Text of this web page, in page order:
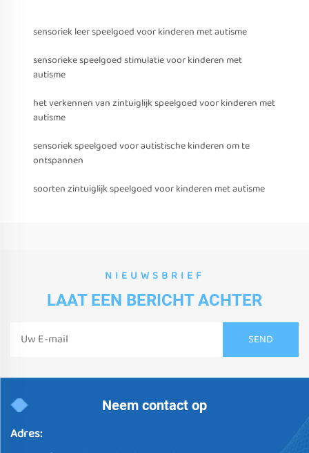
sensoriek leer speelgoed voor kinderen met autisme
sensorieke speelgoed stimulatie voor kinderen met
autisme
het verkennen van zintuiglijk speelgoed voor kinderen met
autisme
sensoriek speelgoed voor autistische kinderen om te
ontspannen
soorten zintuiglijk speelgoed voor kinderen met autisme
NIEUWSBRIEF
LAAT EEN BERICHT ACHTER
Neem contact op
Adres: